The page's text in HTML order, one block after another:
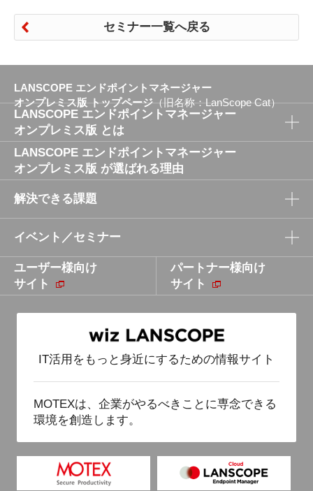
セミナー一覧へ戻る
LANSCOPE エンドポイントマネージャー
オンプレミス版 トップページ（旧名称：LanScope Cat）
LANSCOPE エンドポイントマネージャー
オンプレミス版 とは
LANSCOPE エンドポイントマネージャー
オンプレミス版 とは
品質と性能にこだわった開発／検証体制
パソコンからスマホまでまとめて管理
難しいセキュリティを誰でも簡単に
LANSCOPE エンドポイントマネージャー
オンプレミス版 が選ばれる理由
解決できる課題
セキュリティパッチ適用による脆弱性対策の課題
テレワーク／在宅勤務における勤怠・残業・労務
管理の課題
Windows10 大型アップデート管理・更新プログラ
ム管理の課題
イベント／セミナー
イベント／セミナー
ユーザー様向け
サイト
パートナー様向け
サイト
IT活用をもっと身近にするための情報サイト
MOTEXは、企業がやるべきことに専念できる
環境を創造します。